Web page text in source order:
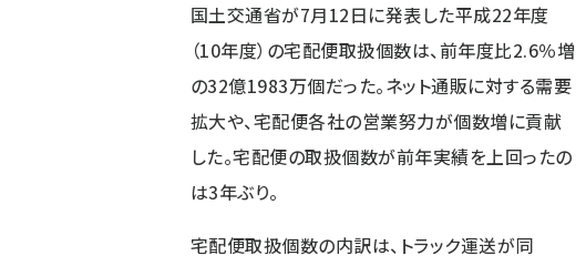
国土交通省が7月12日に発表した平成22年度
（10年度）の宅配便取扱個数は、前年度比2.6％増
の32億1983万個だった。ネット通販に対する需要
拡大や、宅配便各社の営業努力が個数増に貢献
した。宅配便の取扱個数が前年実績を上回ったの
は3年ぶり。
宅配便取扱個数の内訳は、トラック運送が同